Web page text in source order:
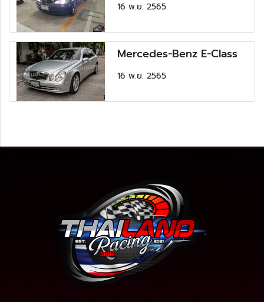
16 พ.ย. 2565
Mercedes-Benz E-Class
16 พ.ย. 2565